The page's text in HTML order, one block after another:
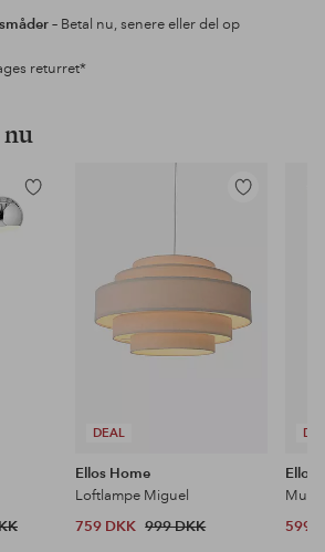
– Betal nu, senere eller del op
returret*
Tilføj
til
DEAL
Tilføj
Ellos Home
Loftlampe Miguel
759 DKK 999 DKK
Ellos
599